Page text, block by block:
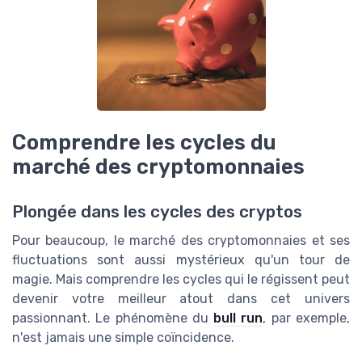
Comprendre les cycles du
marché des cryptomonnaies
Plongée dans les cycles des cryptos
Pour beaucoup, le marché des cryptomonnaies et ses
fluctuations sont aussi mystérieux qu'un tour de
magie. Mais comprendre les cycles qui le régissent peut
devenir votre meilleur atout dans cet univers
passionnant. Le phénomène du bull run, par exemple,
n'est jamais une simple coïncidence.